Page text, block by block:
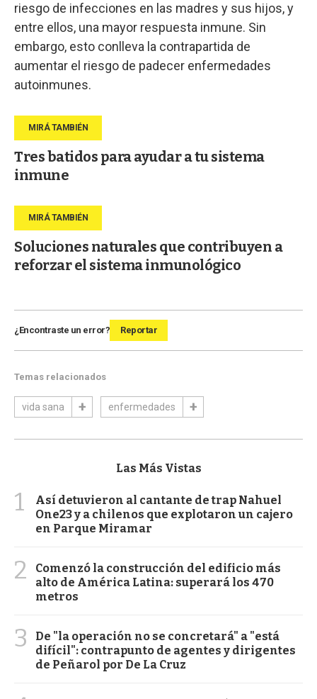
riesgo de infecciones en las madres y sus hijos, y
entre ellos, una mayor respuesta inmune. Sin
embargo, esto conlleva la contrapartida de
aumentar el riesgo de padecer enfermedades
autoinmunes.
Tres batidos para ayudar a tu sistema
inmune
Soluciones naturales que contribuyen a
reforzar el sistema inmunológico
¿Encontraste un error? Reportar
Temas relacionados
vida sana enfermedades
Las Más Vistas
1
Así detuvieron al cantante de trap Nahuel
One23 y a chilenos que explotaron un cajero
en Parque Miramar
2
Comenzó la construcción del edificio más
alto de América Latina: superará los 470
metros
3
De "la operación no se concretará" a "está
difícil": contrapunto de agentes y dirigentes
de Peñarol por De La Cruz